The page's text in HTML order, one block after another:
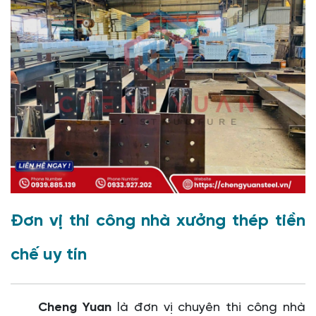
Đơn vị thi công nhà xưởng thép tiền
chế uy tín
Cheng Yuan là đơn vị chuyên thi công nhà